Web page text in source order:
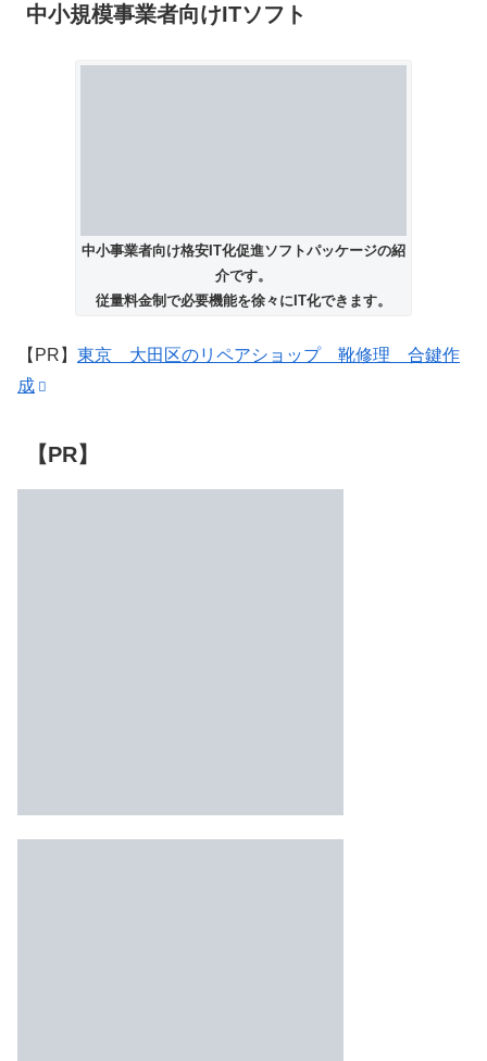
中小規模事業者向けITソフト
中小事業者向け格安IT化促進ソフトパッケージの紹
介です。
従量料金制で必要機能を徐々にIT化できます。
【PR】 東京 大田区のリペアショップ 靴修理 合鍵作
成
【PR】